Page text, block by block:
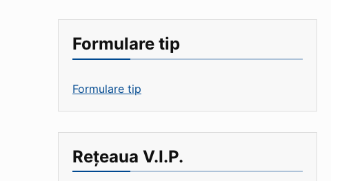
Formulare tip
Formulare tip
Rețeaua V.I.P.